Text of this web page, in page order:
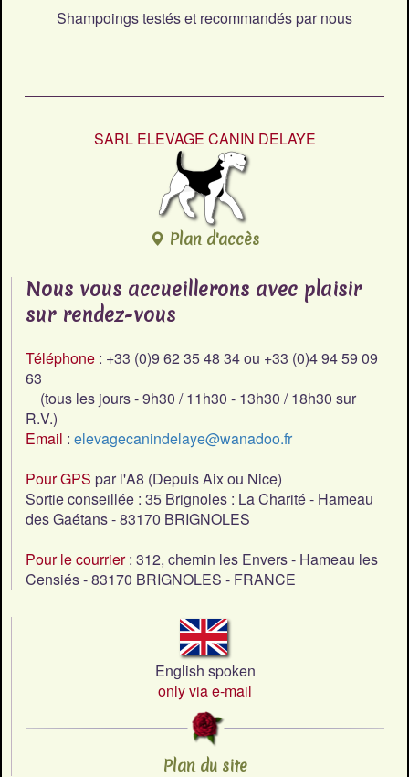
Shampoings testés et recommandés par nous
SARL ELEVAGE CANIN DELAYE
Plan d'accès
Nous vous accueillerons avec plaisir
sur rendez-vous
Téléphone : +33 (0)9 62 35 48 34 ou +33 (0)4 94 59 09
63
(tous les jours - 9h30 / 11h30 - 13h30 / 18h30 sur
R.V.)
Email : elevagecanindelaye@wanadoo.fr
Pour GPS par l'A8 (Depuis Aix ou Nice)
Sortie conseillée : 35 Brignoles : La Charité - Hameau
des Gaétans - 83170 BRIGNOLES
Pour le courrier: 312, chemin les Envers - Hameau les
Censiés - 83170 BRIGNOLES - FRANCE
English spoken
only via e-mail
Plan du site